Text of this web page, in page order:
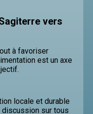
vers
à favoriser
est un axe
locale et durable
discussion sur tous